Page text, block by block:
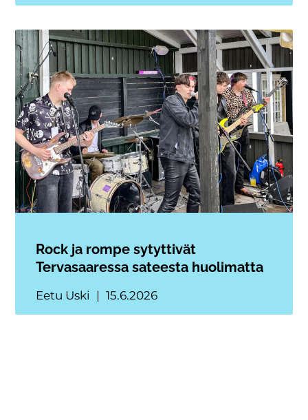
Rock ja rompe sytyttivät
Tervasaaressa sateesta huolimatta
Eetu Uski 15.6.2026